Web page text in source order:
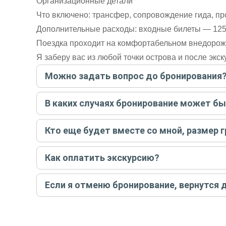
Что включено: трансфер, сопровождение гида,
Дополнительные расходы: входные билеты —
Поездка проходит на комфортабельном
Я заберу вас из любой точки острова и после
Можно задать вопрос до бронирования?
Достаточно перейти по ссылке «Задать вопрос» и
бронируйте экскурсию.Задать вопрос.
В каких случаях бронирование может
Только в случае неблагоприятных погодных
вас об отмене, а мы вернем предоплату на карту. Во
Кто еще будет вместе со мной, размер
Если экскурсия индивидуальная, гид проведет
условий конкретной экскурсии.
Как оплатить экскурсию?
Создайте заказ на удобную дату и время, и
контакты организатора и точное место встречи.
Если я отменю бронирование, вернутся